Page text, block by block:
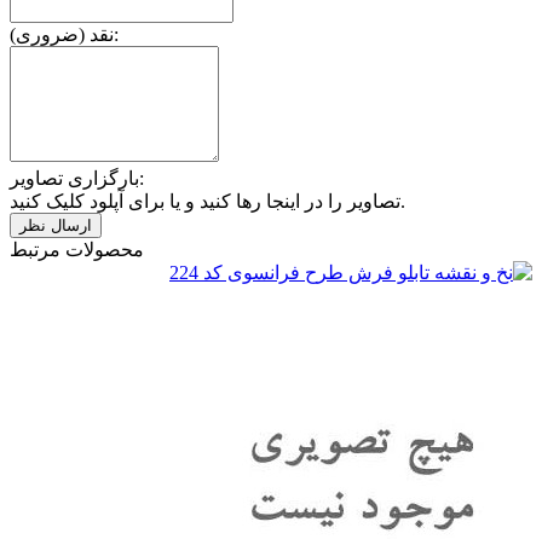
نقد (ضروری):
بارگزاری تصاویر:
تصاویر را در اینجا رها کنید و یا برای آپلود کلیک کنید.
محصولات مرتبط